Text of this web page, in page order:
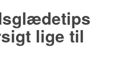
lige til